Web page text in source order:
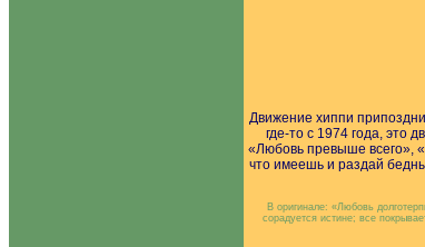
Движение хиппи
где-то с 1974 года, это
«Любовь превыше всего»,
что имеешь и раздай
В оригинале: «Любовь
сорадуется истине; все